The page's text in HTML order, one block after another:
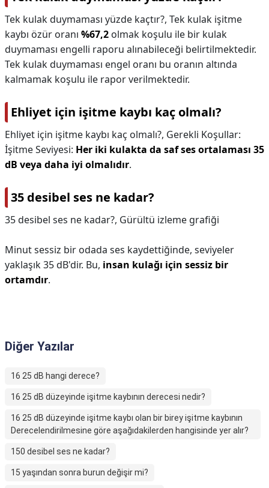
Tek kulak duymaması yüzde kaçtır?, Tek kulak işitme
kaybı özür oranı %67,2 olmak koşulu ile bir kulak
duymaması engelli raporu alınabileceği belirtilmektedir.
Tek kulak duymaması engel oranı bu oranın altında
kalmamak koşulu ile rapor verilmektedir.
Ehliyet için işitme kaybı kaç olmalı?
Ehliyet için işitme kaybı kaç olmalı?, Gerekli Koşullar:
İşitme Seviyesi: Her iki kulakta da saf ses ortalaması 35
dB veya daha iyi olmalıdır.
35 desibel ses ne kadar?
35 desibel ses ne kadar?, Gürültü izleme grafiği
Minut sessiz bir odada ses kaydettiğinde, seviyeler
yaklaşık 35 dB'dir. Bu, insan kulağı için sessiz bir
ortamdır.
Diğer Yazılar
16 25 dB hangi derece?
16 25 dB düzeyinde işitme kaybının derecesi nedir?
16 25 dB düzeyinde işitme kaybı olan bir birey işitme kaybının
Derecelendirilmesine göre aşağıdakilerden hangisinde yer alır?
150 desibel ses ne kadar?
15 yaşından sonra burun değişir mi?